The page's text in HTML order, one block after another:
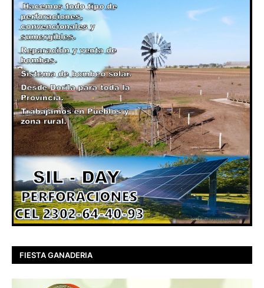
FIESTA GANADERIA